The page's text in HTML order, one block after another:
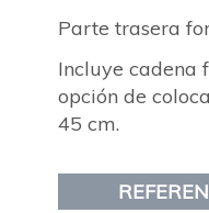
Parte trasera
Incluye cadena
opción de
45 cm.